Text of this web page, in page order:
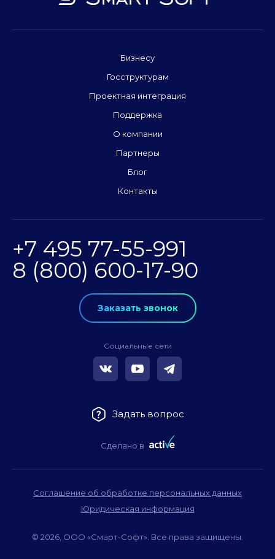
Бизнесу
Госструктурам
Проектная интеграция
Поддержка
О компании
Партнеры
Блог
Контакты
+7 495 77-55-991
8 (800) 600-17-90
Заказать звонок
Социальные сети
Задать вопрос
Сделано в
Соглашение об обработке персональных данных
Юридическая информация
© 2026, ООО «Смарт-Софт». Все права защищены.